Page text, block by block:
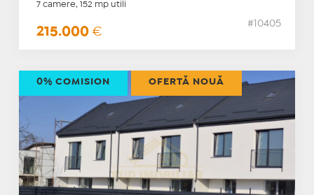
7 camere, 152 mp utili
215.000 €
#10405
0% COMISION OFERTĂ NOUĂ